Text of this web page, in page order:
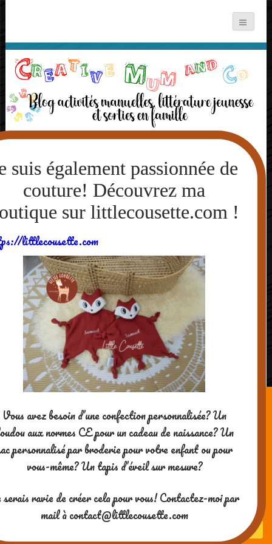
Le calendrier de l’Avent by Little
Cousette: plein de cadeaux à découvrir
tous les jours jusqu’au 24 décembre !
littlecousette.com
Vous avez besoin d’une confection personnalisée? Un
aux normes CE pour un cadeau de naissance? Un
personnalisé par broderie pour votre enfant ou pour
vous-même? Un tapis d’éveil sur mesure?
ravie de créer cela pour vous! Contactez-moi par
mail à contact@littlecousette.com
aimez mes contenus, vous
pouvez me soutenir en me